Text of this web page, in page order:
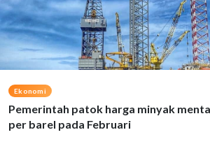
Ekonomi
Pemerintah patok harga minyak
per barel pada Februari